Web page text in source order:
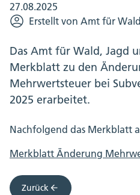
27.08.2025
Erstellt von Amt für
Das Amt für Wald, Jagd
Merkblatt zu den
Mehrwertsteuer bei
2025 erarbeitet.
Nachfolgend das Merkblatt
Merkblatt Änderung
Zurück